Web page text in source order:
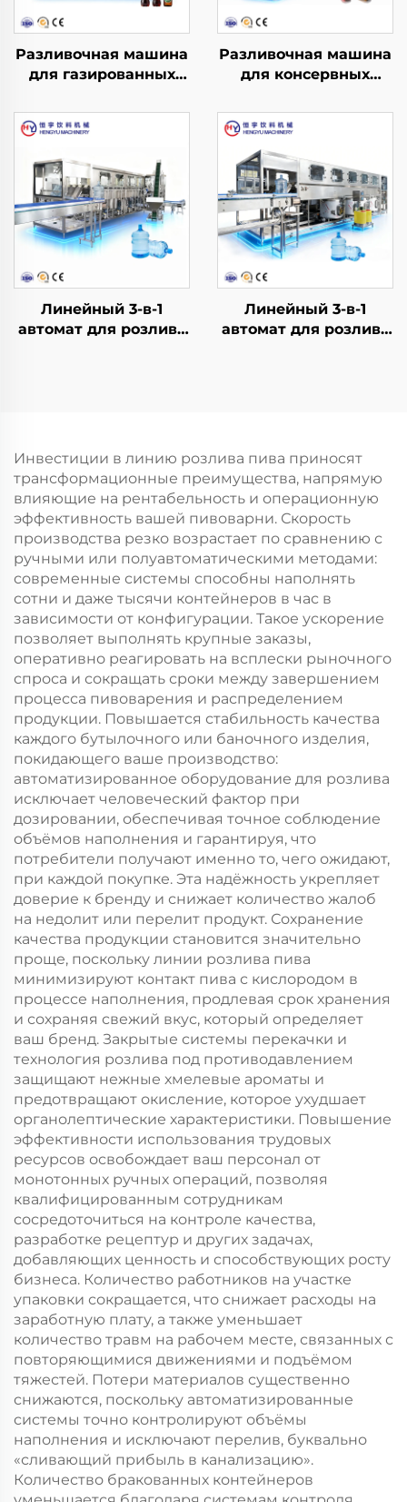
Разливочная машина
для газированных
6BHY
Разливочная машина
для консервных
Линейный 3-в-1
автомат для розлива
Линейный 3-в-1
автомат для розлива
Инвестиции в линию розлива пива приносят
трансформационные преимущества, напрямую
влияющие на рентабельность и операционную
эффективность вашей пивоварни. Скорость
производства резко возрастает по сравнению с
ручными или полуавтоматическими методами:
современные системы способны наполнять
сотни и даже тысячи контейнеров в час в
зависимости от конфигурации. Такое ускорение
позволяет выполнять крупные заказы,
оперативно реагировать на всплески рыночного
спроса и сокращать сроки между завершением
процесса пивоварения и распределением
продукции. Повышается стабильность качества
каждого бутылочного или баночного изделия,
покидающего ваше производство:
автоматизированное оборудование для розлива
исключает человеческий фактор при
дозировании, обеспечивая точное соблюдение
объёмов наполнения и гарантируя, что
потребители получают именно то, чего ожидают,
при каждой покупке. Эта надёжность укрепляет
доверие к бренду и снижает количество жалоб
на недолит или перелит продукт. Сохранение
качества продукции становится значительно
проще, поскольку линии розлива пива
минимизируют контакт пива с кислородом в
процессе наполнения, продлевая срок хранения
и сохраняя свежий вкус, который определяет
ваш бренд. Закрытые системы перекачки и
технология розлива под противодавлением
защищают нежные хмелевые ароматы и
предотвращают окисление, которое ухудшает
органолептические характеристики. Повышение
эффективности использования трудовых
ресурсов освобождает ваш персонал от
монотонных ручных операций, позволяя
квалифицированным сотрудникам
сосредоточиться на контроле качества,
разработке рецептур и других задачах,
добавляющих ценность и способствующих росту
бизнеса. Количество работников на участке
упаковки сокращается, что снижает расходы на
заработную плату, а также уменьшает
количество травм на рабочем месте, связанных с
повторяющимися движениями и подъёмом
тяжестей. Потери материалов существенно
снижаются, поскольку автоматизированные
системы точно контролируют объёмы
наполнения и исключают перелив, буквально
«сливающий прибыль в канализацию».
Количество бракованных контейнеров